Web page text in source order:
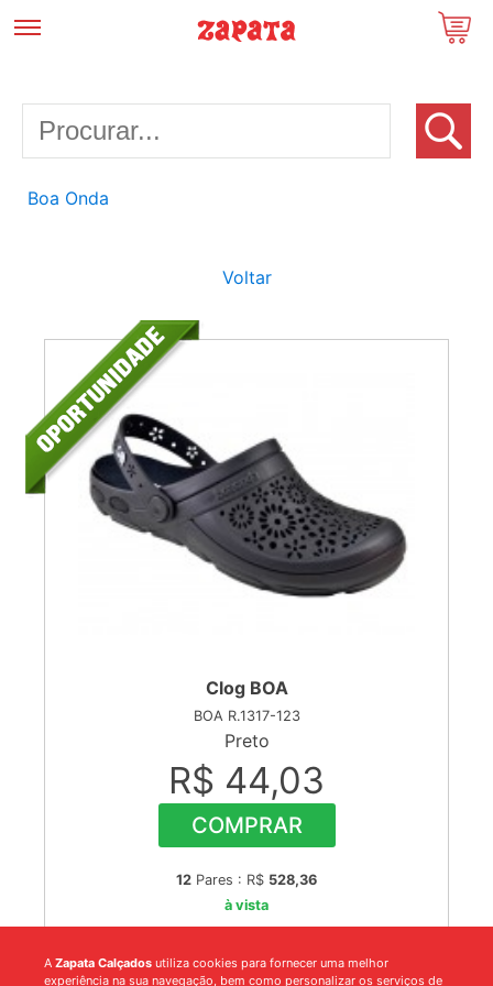
Boa Onda
Voltar
Clog BOA
BOA R.1317-123
Preto
R$ 44,03
COMPRAR
12 Pares : R$ 528,36
à vista
A Zapata Calçados utiliza cookies para fornecer uma melhor
experiência na sua navegação, bem como personalizar os serviços de